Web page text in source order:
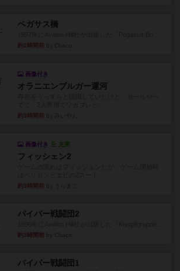
ペガサス橋
約2時間前
画像付き
オラニエンブルガー運河
約3時間前
画像付き 充実
フィッシェン2
約3時間前
パイパー戦闘団2
約3時間前
パイパー戦闘団1